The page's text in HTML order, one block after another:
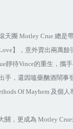
天團 Motley Crue 總是
】，意外賣出兩萬餘
靜待Vince的重生，攜
手，還因嗑藥酗酒鬧事
Of Mayhem 及個人
關，更成為 Motley Crue